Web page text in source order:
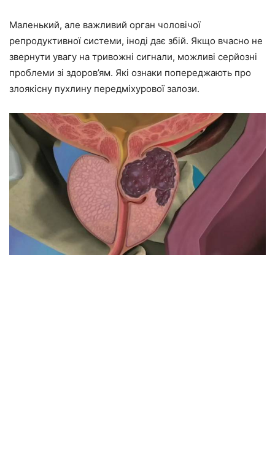
Маленький, але важливий орган чоловічої
репродуктивної системи, іноді дає збій. Якщо вчасно не
звернути увагу на тривожні сигнали, можливі серйозні
проблеми зі здоров’ям. Які ознаки попереджають про
злоякісну пухлину передміхурової залози.